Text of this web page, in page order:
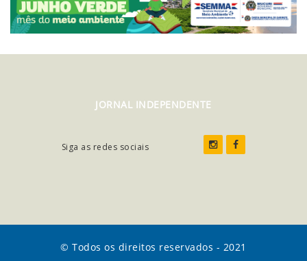
JORNAL INDEPENDENTE
Siga as redes sociais
© Todos os direitos reservados - 2021